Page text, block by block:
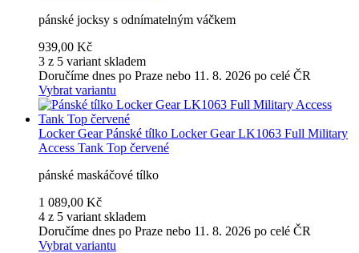
pánské jocksy s odnímatelným váčkem
939,00 Kč
3 z 5 variant skladem
Doručíme dnes po Praze nebo 11. 8. 2026 po celé ČR
Vybrat variantu
Locker Gear Pánské tílko Locker Gear LK1063 Full Military
Access Tank Top červené
pánské maskáčové tílko
1 089,00 Kč
4 z 5 variant skladem
Doručíme dnes po Praze nebo 11. 8. 2026 po celé ČR
Vybrat variantu